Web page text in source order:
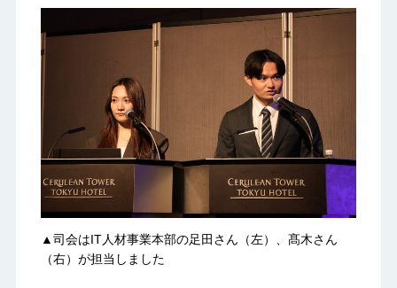
▲司会はIT人材事業本部の足田さん（左）、髙木さん
（右）が担当しました